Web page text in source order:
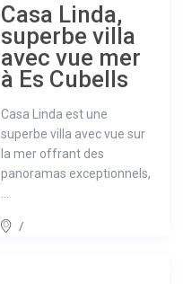
Casa Linda,
superbe villa
avec vue mer
à Es Cubells
Casa Linda est une
superbe villa avec vue sur
la mer offrant des
panoramas exceptionnels,
/